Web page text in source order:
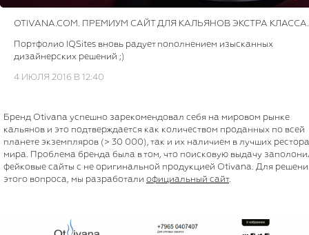
OTIVANA.COM. ПРЕМИУМ САЙТ ДЛЯ КАЛЬЯНОВ ЭКСТРА КЛАССА.
Портфолио IQSites вновь радует пополнением изысканных
дизайнерских решений ;)
4 ИЮЛЯ 2016 В 12:40
Бренд Otivana успешно зарекомендовал себя на мировом рынке
кальянов и это подтверждается как количеством проданных по всей
планете экземпляров (> 30 000), так и их наличием в лучших
мира. Проблема бренда была в том, что поисковую выдачу
фейковые сайты с не оригинальной продукцией Otivana. Для
этого вопроса, мы разработали официальный сайт.